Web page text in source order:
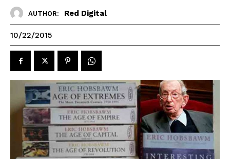
AUTHOR: Red Digital
10/22/2015